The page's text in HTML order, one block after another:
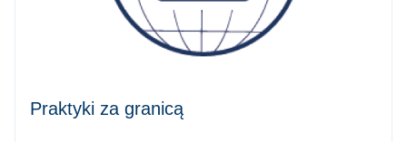
Praktyki za granicą